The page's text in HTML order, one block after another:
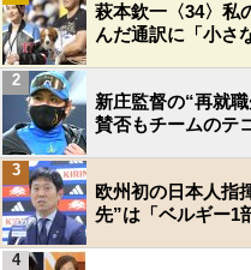
萩本欽一〈34〉
んだ通訳に「小さ
新庄監督の“再就
賛否もチームのテ
2
欧州初の日本人指
先”は「ベルギー1
3
4